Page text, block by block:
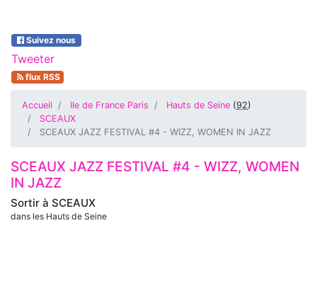
Suivez nous
Tweeter
flux RSS
Accueil Ile de France Paris Hauts de Seine (92)
SCEAUX
SCEAUX JAZZ FESTIVAL #4 - WIZZ, WOMEN IN JAZZ
Sortir à SCEAUX
dans les Hauts de Seine
SCEAUX JAZZ FESTIVAL #4 - WIZZ, WOMEN
IN JAZZ